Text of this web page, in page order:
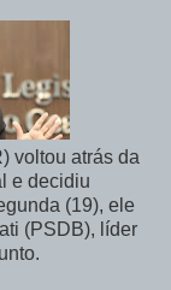
voltou atrás da
e decidiu
(19), ele
(PSDB), líder